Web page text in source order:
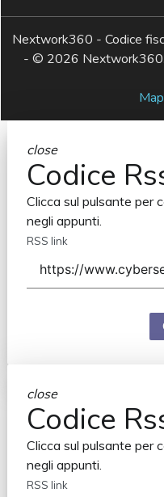
Nextwork360 - Codice
- © 2026 Nextwork360.
close
Codice
Clicca sul pulsante per
negli appunti.
RSS link
close
Codice
Clicca sul pulsante per
negli appunti.
RSS link